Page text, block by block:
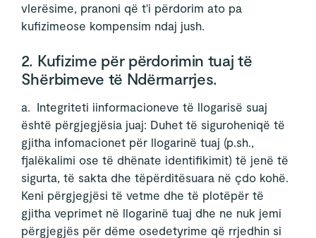
vlerësime, pranoni që t'i përdorim ato pa
kufizimeose kompensim ndaj jush.
2. Kufizime për përdorimin tuaj të
Shërbimeve të Ndërmarrjes.
a. Integriteti iinformacioneve të llogarisë suaj
është përgjegjësia juaj: Duhet të siguroheniqë të
gjitha infomacionet për llogarinë tuaj (p.sh.,
fjalëkalimi ose të dhënate identifikimit) të jenë të
sigurta, të sakta dhe tëpërditësuara në çdo kohë.
Keni përgjegjësi të vetme dhe të plotëpër të
gjitha veprimet në llogarinë tuaj dhe ne nuk jemi
përgjegjës për dëme osedetyrime që rrjedhin si